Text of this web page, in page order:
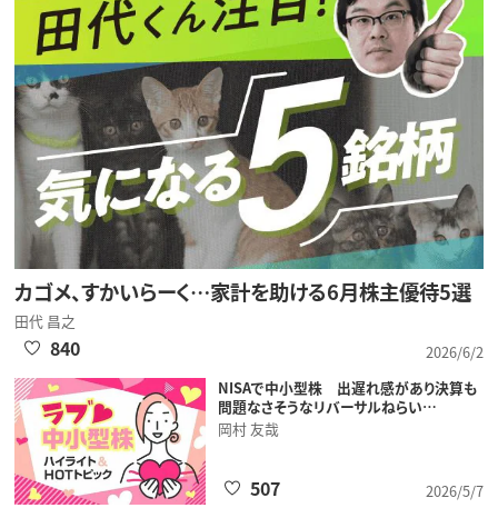
カゴメ、すかいらーく…家計を助ける6月株主優待5選
田代 昌之
2026/6/2
840
NISAで中小型株 出遅れ感があり決算も
問題なさそうなリバーサルねらい…
岡村 友哉
2026/5/7
507